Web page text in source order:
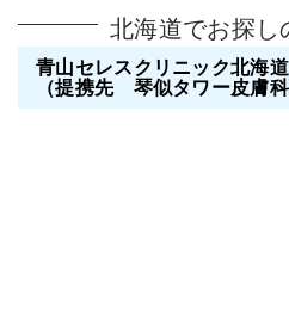
北海道でお探し
青山セレスクリニック北海
（提携先 琴似タワー皮膚科